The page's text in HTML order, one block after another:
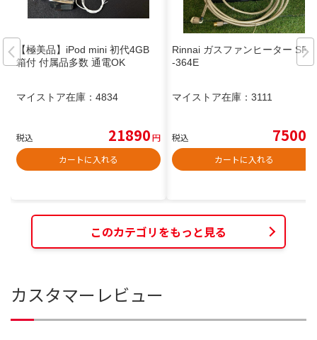
【極美品】iPod mini 初代4GB
箱付 付属品多数 通電OK
マイストア在庫： 4834
税込 21890円
カートに入れる
Rinnai ガスファンヒーター SRC
-364E
マイストア在庫： 3111
税込 7500
カートに入れる
このカテゴリをもっと見る
カスタマーレビュー